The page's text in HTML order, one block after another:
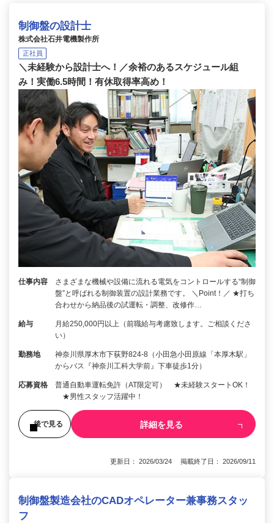
制御盤の設計士
株式会社石井電機製作所
正社員
＼未経験から設計士へ！／余裕のあるスケジュール組
み！実働6.5時間！有休取得率高め！
仕事内容
さまざまな機械や設備に流れる電気をコントロールする“制御
盤”と呼ばれる制御装置の設計業務です。 ＼Point！／ ★打ち
合わせから納品後の試運転・調整、改修作…
給与
月給250,000円以上（前職給与考慮致します。ご相談くださ
い）
勤務地
神奈川県厚木市下荻野824-8（小田急小田原線「本厚木駅」
からバス『神奈川工科大学前』下車徒歩1分）
応募資格
普通自動車運転免許（AT限定可） ★未経験スタートOK！
★男性スタッフ活躍中！
後で見る 詳細を見る
更新日： 2026/03/24 掲載終了日： 2026/09/11
制御盤製造会社のCADオペレーター兼事務スタッ
フ